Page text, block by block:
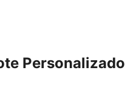
Personalizado
Ultra‑HD